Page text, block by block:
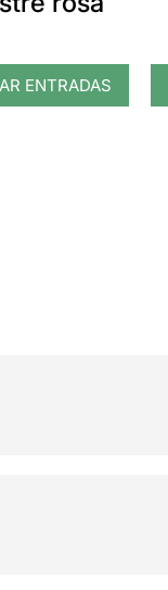
ENTRADAS